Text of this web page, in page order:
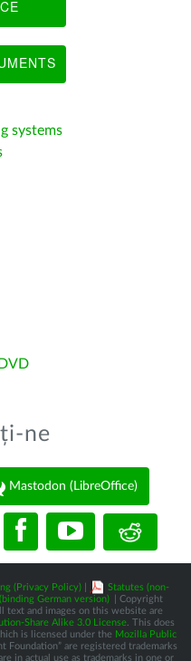
systems
ne
Mastodon (LibreOffice)
(Privacy Policy)
Statutes (non-
German version)
| Copyright
text and images on this website are
Share Alike 3.0 License. This does
is licensed under the Mozilla Public
Foundation” are registered trademarks
in actual use as trademarks in one or